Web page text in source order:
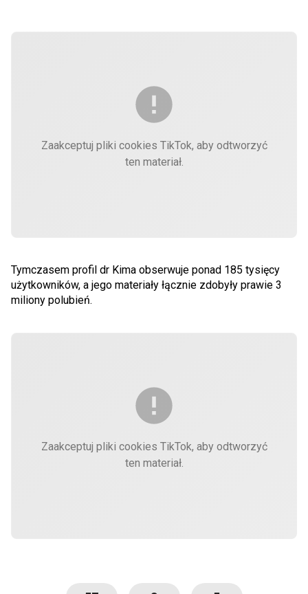
Zaakceptuj pliki cookies TikTok, aby odtworzyć
ten materiał.
Tymczasem profil dr Kima obserwuje ponad 185 tysięcy
użytkowników, a jego materiały łącznie zdobyły prawie 3
miliony polubień.
Zaakceptuj pliki cookies TikTok, aby odtworzyć
ten materiał.